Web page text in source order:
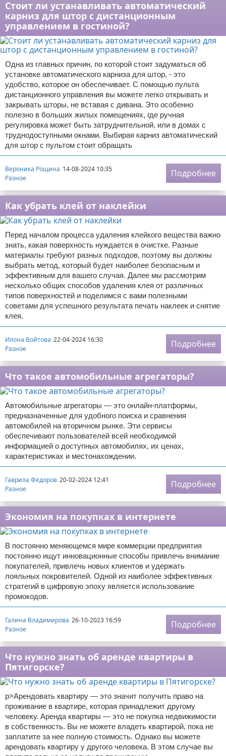
Стоит ли устанавливать автоматический
карниз для штор с дистанционным
управлением в гостиной?
Одна из главных причин, по которой стоит задуматься об
установке автоматического карниза для штор, - это
удобство, которое он обеспечивает. С помощью пульта
дистанционного управления вы можете легко открывать и
закрывать шторы, не вставая с дивана. Это особенно
полезно в больших жилых помещениях, где ручная
регулировка может быть затруднительной, или в домах с
труднодоступными окнами. Выбирая карниз автоматический
для штор с пультом стоит обращать
Вероника Рощина 14-08-2024 10:35
Разное
Подробнее
Как убрать клей от наклейки
Перед началом процесса удаления клейкого вещества важно
знать, какая поверхность нуждается в очистке. Разные
материалы требуют разных подходов, поэтому вы должны
выбрать метод, который будет наиболее безопасным и
эффективным для вашего случая. Далее мы рассмотрим
несколько общих способов удаления клея от различных
типов поверхностей и поделимся с вами полезными
советами для успешного результата печать наклеек и снятие
клея.
Илона Войтова 22-04-2024 16:30
Разное
Подробнее
Что такое автомобильные агрегаторы?
Автомобильные агрегаторы — это онлайн-платформы,
предназначенные для удобного поиска и сравнения
автомобилей на вторичном рынке. Эти сервисы
обеспечивают пользователей всей необходимой
информацией о доступных автомобилях, их ценах,
характеристиках и местонахождении.
Гаврила Фёдоров 20-02-2024 12:41
Разное
Подробнее
Экономия на покупках в интернете
В постоянно меняющемся мире коммерции предприятия
постоянно ищут инновационные способы привлечь внимание
покупателей, привлечь новых клиентов и удержать
лояльных покровителей. Одной из наиболее эффективных
стратегий в цифровую эпоху является использование
промокодов.
Галина Владимирова 26-10-2023 16:59
Разное
Подробнее
Что нужно знать об аренде квартиры в
Пятигорске?
p>Арендовать квартиру — это значит получить право на
проживание в квартире, которая принадлежит другому
человеку. Аренда квартиры — это не покупка недвижимости
в собственность. Вы не можете владеть квартирой, пока не
заплатите за нее полную стоимость. Однако вы можете
арендовать квартиру у другого человека. В этом случае вы